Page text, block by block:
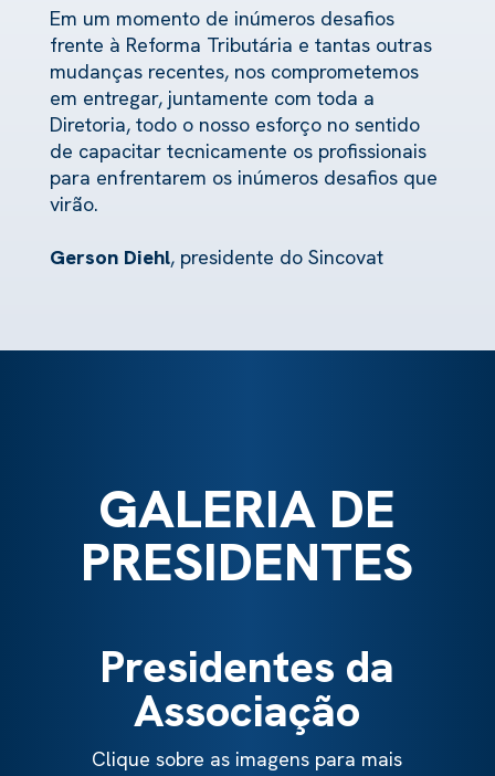
Em um momento de inúmeros desafios
frente à Reforma Tributária e tantas outras
mudanças recentes, nos comprometemos
em entregar, juntamente com toda a
Diretoria, todo o nosso esforço no sentido
de capacitar tecnicamente os profissionais
para enfrentarem os inúmeros desafios que
virão.
Gerson Diehl, presidente do Sincovat
GALERIA DE
PRESIDENTES
Presidentes da
Associação
Clique sobre as imagens para mais